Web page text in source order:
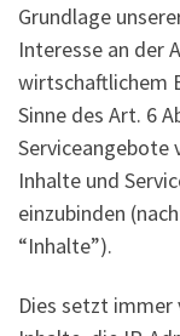
Grundlage
Interesse an der
wirtschaftlichem
Sinne des Art. 6
Serviceangebote
Inhalte und
einzubinden
“Inhalte”).
Dies setzt